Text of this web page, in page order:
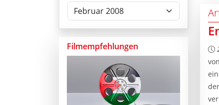
Filmempfehlungen